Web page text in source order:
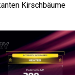
Kirschbäume